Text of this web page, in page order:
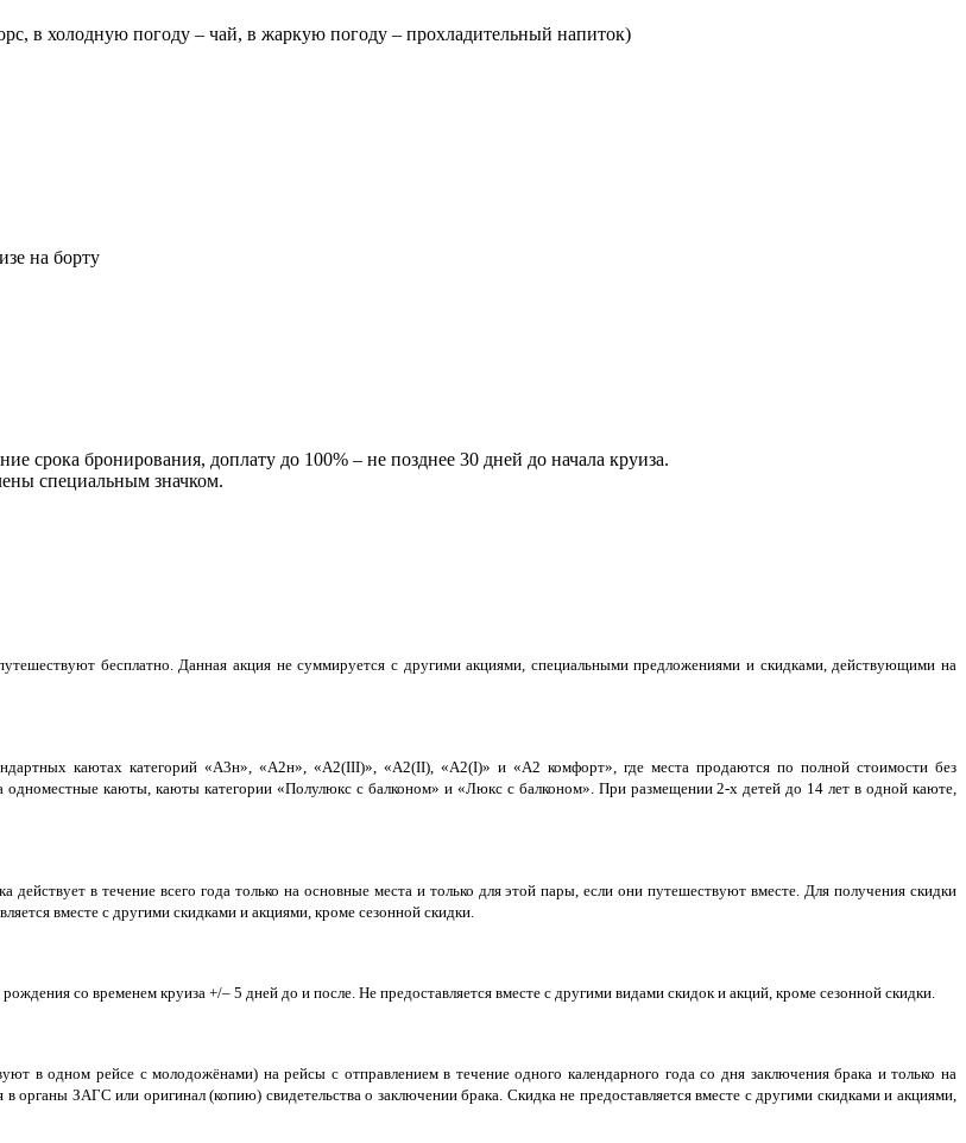
в холодную погоду – чай, в жаркую погоду – прохладительный напиток)
на борту
срока бронирования, доплату до 100% – не позднее 30 дней до начала круиза.
специальным значком.
бесплатно. Данная акция не суммируется с другими акциями, специальными предложениями и скидками, действующими на
каютах категорий «А3н», «А2н», «А2(III)», «А2(II), «А2(I)» и «А2 комфорт», где места продаются по полной стоимости без
одноместные каюты, каюты категории «Полулюкс с балконом» и «Люкс с балконом». При размещении 2-х детей до 14 лет в одной каюте,
в течение всего года только на основные места и только для этой пары, если они путешествуют вместе. Для получения скидки
вместе с другими скидками и акциями, кроме сезонной скидки.
со временем круиза +/– 5 дней до и после. Не предоставляется вместе с другими видами скидок и акций, кроме сезонной скидки.
в одном рейсе с молодожёнами) на рейсы с отправлением в течение одного календарного года со дня заключения брака и только на
органы ЗАГС или оригинал (копию) свидетельства о заключении брака. Скидка не предоставляется вместе с другими скидками и акциями,